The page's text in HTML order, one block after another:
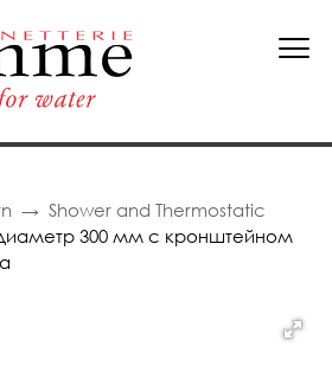
Shower and Thermostatic
300 мм с кронштейном